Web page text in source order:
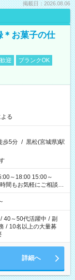
掲載日：2026.08.06
＊お菓子の仕
迎
ブランクOK
る
歩5分 / 黒松(宮城県)駅
/ 40～50代活躍中 / 副
/ 10名以上の大量募
詳細へ